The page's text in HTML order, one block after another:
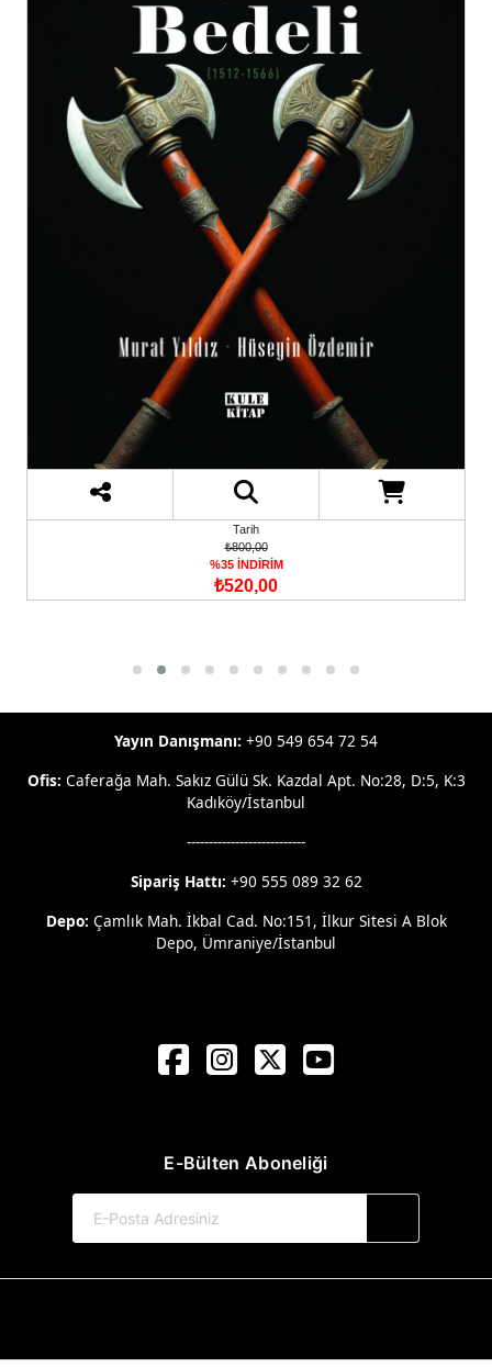
Tarih
₺800,00
%35 İNDİRİM
₺520,00
Yayın Danışmanı: +90 549 654 72 54
Ofis: Caferağa Mah. Sakız Gülü Sk. Kazdal Apt. No:28, D:5, K:3
Kadıköy/İstanbul
---------------------------
Sipariş Hattı: +90 555 089 32 62
Depo: Çamlık Mah. İkbal Cad. No:151, İlkur Sitesi A Blok
Depo, Ümraniye/İstanbul
E-Bülten Aboneliği